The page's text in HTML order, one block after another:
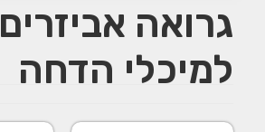
גרואה אביזרים
למיכלי הדחה